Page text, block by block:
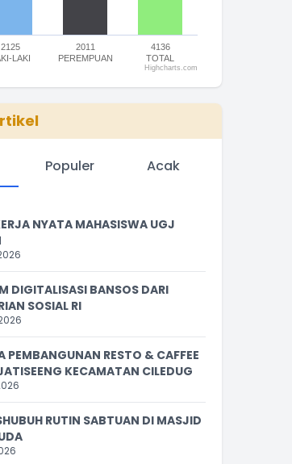
2125
LAKI
2011
PEREMPUAN
4136
TOTAL
Highcharts.com
Populer Acak
NYATA MAHASISWA UGJ
DIGITALISASI BANSOS DARI
SOSIAL RI
PEMBANGUNAN RESTO & CAFFEE
KECAMATAN CILEDUG
RUTIN SABTUAN DI MASJID